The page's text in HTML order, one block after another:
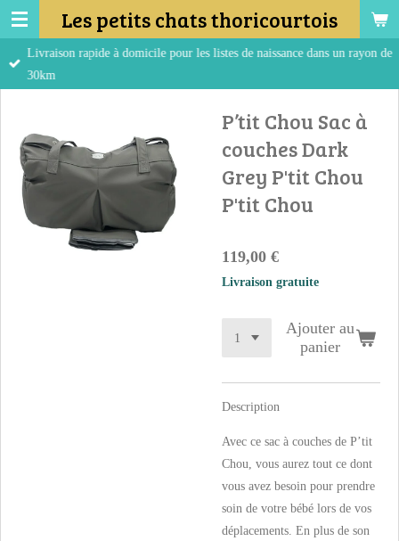
Passer
au
contenu
Les petits chats thoricourtois
Livraison rapide à domicile pour les listes de naissance dans un rayon de
30km
P’tit Chou Sac à
couches Dark
Grey P'tit Chou
P'tit Chou
119,00 €
Livraison gratuite
Ajouter au
panier
Description
Avec ce sac à couches de P’tit
Chou, vous aurez tout ce dont
vous avez besoin pour prendre
soin de votre bébé lors de vos
déplacements. En plus de son